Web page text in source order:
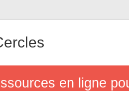
en ligne